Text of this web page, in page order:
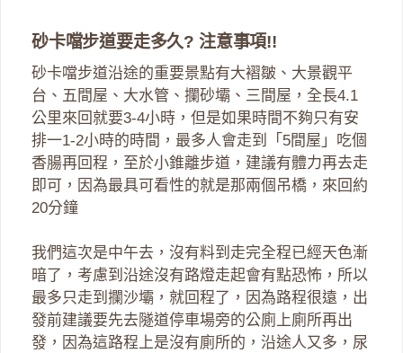
砂卡噹步道要走多久? 注意事項!!
砂卡噹步道沿途的重要景點有大褶皺、大景觀平
台、五間屋、大水管、攔砂壩、三間屋，全長4.1
公里來回就要3-4小時，但是如果時間不夠只有安
排一1-2小時的時間，最多人會走到「5間屋」吃個
香腸再回程，至於小錐離步道，建議有體力再去走
即可，因為最具可看性的就是那兩個吊橋，來回約
20分鐘
我們這次是中午去，沒有料到走完全程已經天色漸
暗了，考慮到沿途沒有路燈走起會有點恐怖，所以
最多只走到攔沙壩，就回程了，因為路程很遠，出
發前建議要先去隧道停車場旁的公廁上廁所再出
發，因為這路程上是沒有廁所的，沿途人又多，尿